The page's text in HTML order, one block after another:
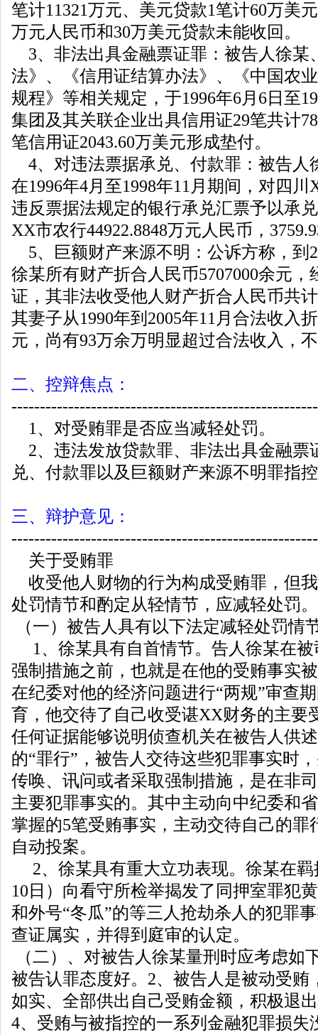
笔计11321万元、美元贷款1笔计60万美
万元人民币和30万美元贷款未能收回。
3、非法出具金融票证罪：被告人徐某
法》、《信用证结算办法》、《中国农
规程》等相关规定，于1996年6月6日至
集团及其关联企业出具信用证29笔共计
笔信用证2043.60万美元形成垫付。
4、对违法票据承兑、付款罪：被告人
在1996年4月至1998年11月期间，对四
违反票据法规定的银行承兑汇票予以承
XX市农行44922.8848万元人民币，
5、巨额财产来源不明：公诉方称，到
徐某所有财产折合人民币5707000余元，
证，其非法收受他人财产折合人民币共
其妻子从1990年到2005年11月合法收入
元，尚有93万余万明显超过合法收入，
二、控辩焦点：
1、对受贿罪是否应当减轻处罚。
2、违法发放贷款罪、非法出具金融票
兑、付款罪以及巨额财产来源不明罪指
三、辩护意见：
关于受贿罪
收受他人财物的行为构成受贿罪，但
处罚情节和酌定从轻情节，应减轻处罚。
（一）被告人具有以下法定减轻处罚情
1、徐某具有自首情节。告人徐某在被
强制措施之前，也就是在他的受贿事实
在纪委对他的经济问题进行“两规”审查
育，他交待了自己收受谌XX财务的主要
任何证据能够说明侦查机关在被告人供
的“罪行”，被告人交待这些犯罪事实时
传唤、讯问或者采取强制措施，是在非
主要犯罪事实的。其中主动向中纪委和
掌握的5笔受贿事实，主动交待自己的罪
自动投案。
2、徐某具有重大立功表现。徐某在羁
10日）向看守所检举揭发了同押室罪犯
和外号“冬瓜”的等三人抢劫杀人的犯罪
查证属实，并得到庭审的认定。
（二）、对被告人徐某量刑时应考虑如
被告认罪态度好。2、被告人是被动受贿
如实、全部供出自己受贿金额，积极退
4、受贿与被指控的一系列金融犯罪损失